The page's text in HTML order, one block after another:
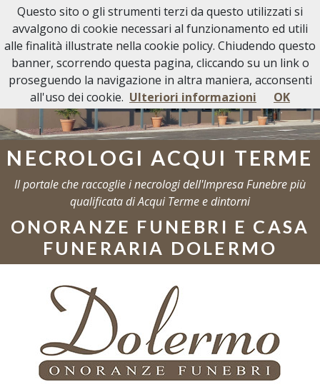
Necrologi Acqui Terme
NECROLOGI ACQUI TERME
Il portale che raccoglie i necrologi dell'Impresa Funebre più
qualificata di Acqui Terme e dintorni
ONORANZE FUNEBRI E CASA
FUNERARIA DOLERMO
Questo sito o gli strumenti terzi da questo utilizzati si
avvalgono di cookie necessari al funzionamento ed utili
alle finalità illustrate nella cookie policy. Chiudendo questo
banner, scorrendo questa pagina, cliccando su un link o
proseguendo la navigazione in altra maniera, acconsenti
all'uso dei cookie. Ulteriori informazioni OK